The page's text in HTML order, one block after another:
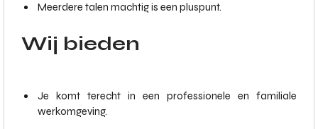
Meerdere talen machtig is een pluspunt.
Wij bieden
Je komt terecht in een professionele en familiale
werkomgeving.